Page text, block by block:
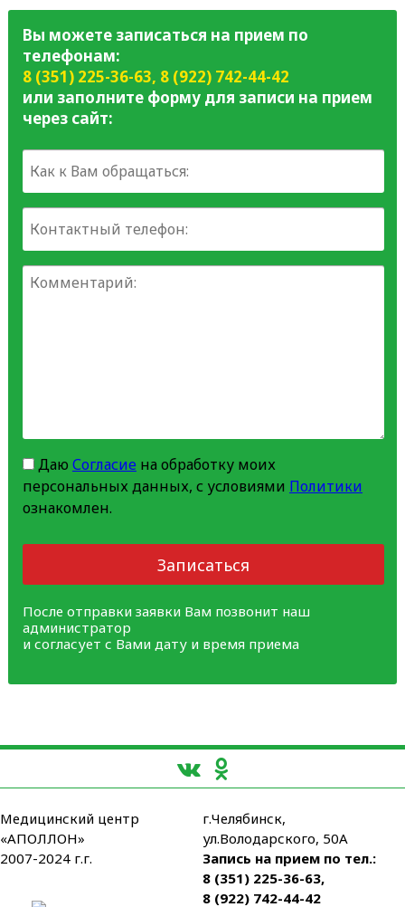
Вы можете записаться на прием по
телефонам:
8 (351) 225-36-63, 8 (922) 742-44-42
или заполните форму для записи на прием
через сайт:
Даю Согласиена обработку моих
персональных данных, с условиями Политики
ознакомлен.
Записаться
После отправки заявки Вам позвонит наш
администратор
и согласует с Вами дату и время приема
Медицинский центр
«АПОЛЛОН»
2007-2024 г.г.
г.Челябинск,
ул.Володарского, 50А
Запись на прием по тел.:
8 (351) 225-36-63,
8 (922) 742-44-42